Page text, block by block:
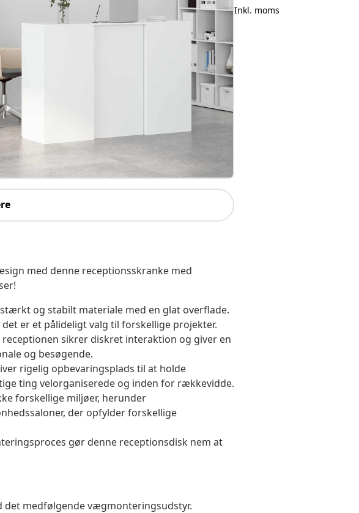
med denne receptionsskranke med
og stabilt materiale med en glat overflade.
er et pålideligt valg til forskellige projekter.
sikrer diskret interaktion og giver en
og besøgende.
rigelig opbevaringsplads til at holde
ting velorganiserede og inden for rækkevidde.
forskellige miljøer, herunder
der opfylder forskellige
gør denne receptionsdisk nem at
det medfølgende vægmonteringsudstyr.
Inkl. moms